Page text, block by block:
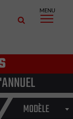
MENU
MODÈLE